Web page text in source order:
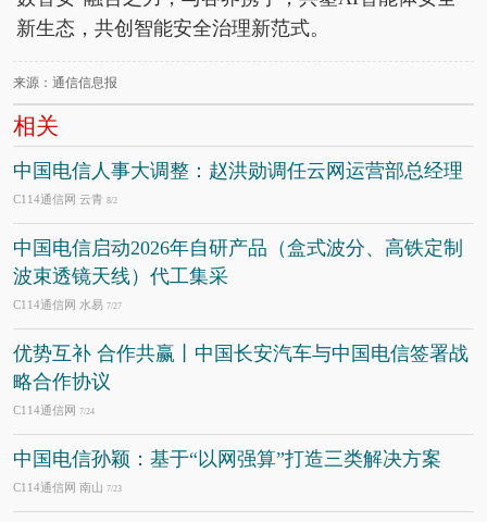
新生态，共创智能安全治理新范式。
来源：通信信息报
相关
中国电信人事大调整：赵洪勋调任云网运营部总经理
C114通信网 云青 8/2
中国电信启动2026年自研产品（盒式波分、高铁定制
波束透镜天线）代工集采
C114通信网 水易 7/27
优势互补 合作共赢丨中国长安汽车与中国电信签署战
略合作协议
C114通信网 7/24
中国电信孙颖：基于“以网强算”打造三类解决方案
C114通信网 南山 7/23